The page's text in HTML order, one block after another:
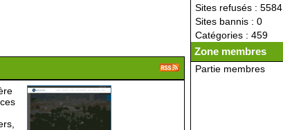
Sites refusés : 5584
Sites bannis : 0
Catégories : 459
Zone membres
Partie membres